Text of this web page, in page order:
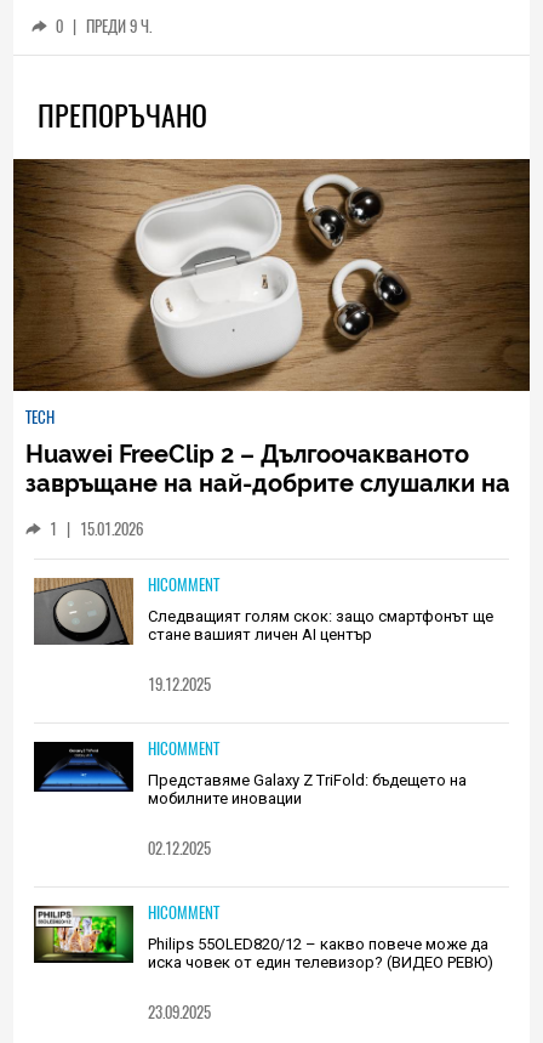
0 | ПРЕДИ 9 Ч.
ПРЕПОРЪЧАНО
TECH
Huawei FreeClip 2 – Дългоочакваното
завръщане на най-добрите слушалки на
1 | 15.01.2026
HICOMMENT
Следващият голям скок: защо смартфонът ще
стане вашият личен AI център
19.12.2025
HICOMMENT
Представяме Galaxy Z TriFold: бъдещето на
мобилните иновации
02.12.2025
HICOMMENT
Philips 55OLED820/12 – какво повече може да
иска човек от един телевизор? (ВИДЕО РЕВЮ)
23.09.2025